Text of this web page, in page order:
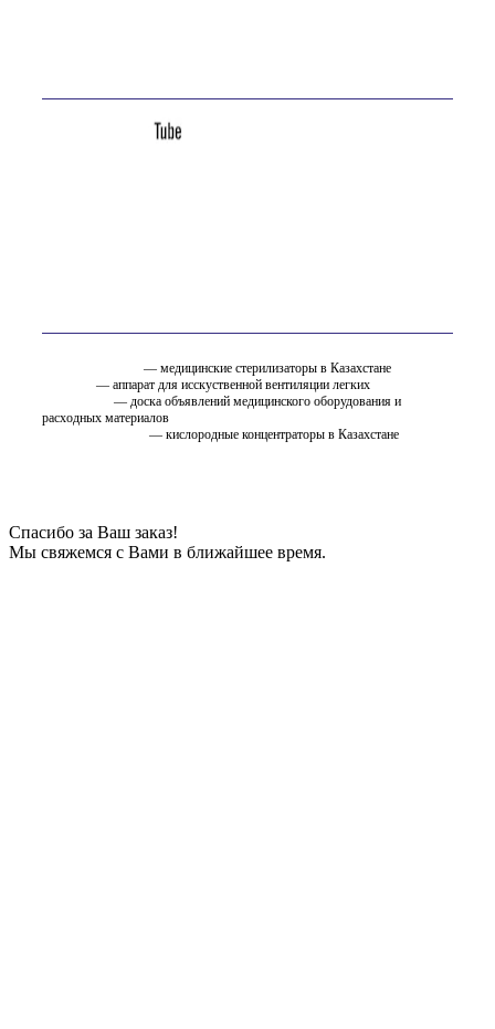
— медицинские стерилизаторы в Казахстане
— аппарат для исскуственной вентиляции легких
— доска объявлений медицинского оборудования и
расходных материалов
— кислородные концентраторы в Казахстане
Спасибо за Ваш заказ!
Мы свяжемся с Вами в ближайшее время.